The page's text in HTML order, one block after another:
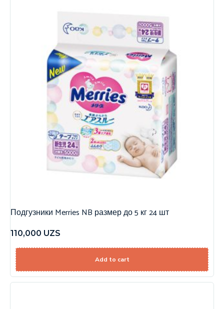
Подгузники Merries NB размер до 5 кг 24 шт
110,000 UZS
Add to cart